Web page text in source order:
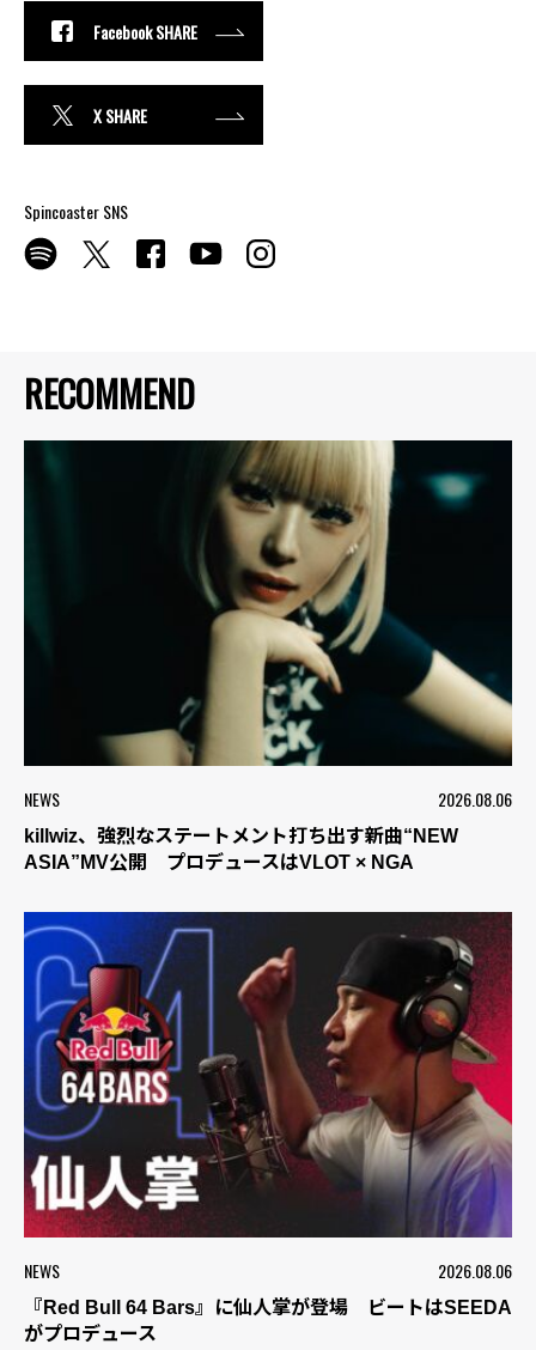
RECOMMEND
NEWS 2026.08.06
killwiz、強烈なステートメント打ち出す新曲“NEW
ASIA”MV公開 プロデュースはVLOT × NGA
NEWS 2026.08.06
『Red Bull 64 Bars』に仙人掌が登場 ビートはSEEDA
がプロデュース
Facebook SHARE
X SHARE
Spincoaster SNS